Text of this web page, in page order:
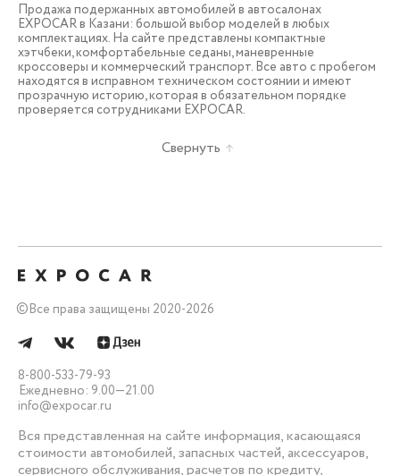
Продажа подержанных автомобилей в автосалонах
EXPOCAR в Казани: большой выбор моделей в любых
комплектациях. На сайте представлены компактные
хэтчбеки, комфортабельные седаны, маневренные
кроссоверы и коммерческий транспорт. Все авто с пробегом
находятся в исправном техническом состоянии и имеют
прозрачную историю, которая в обязательном порядке
проверяется сотрудниками EXPOCAR.
Свернуть
©Все права защищены 2020-2026
8-800-533-79-93
Ежедневно: 9.00—21.00
info@expocar.ru
Вся представленная на сайте информация, касающаяся
стоимости автомобилей, запасных частей, аксессуаров,
сервисного обслуживания, расчетов по кредиту,